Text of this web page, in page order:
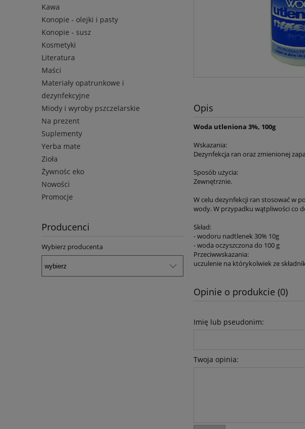
Kawa
Konopie - olejki i pasty
Konopie - susz
Kosmetyki
Literatura
Maści
Materiały opatrunkowe i
dezynfekcyjne
Miody i wyroby pszczelarskie
Na prezent
Suplementy
Yerba mate
Zioła
Żywnośc eko
Nowości
Promocje
Producenci
Wybierz producenta
Opis
Woda utleniona 3%, 100g
Wskazania:
Dezynfekcja ran oraz zmienionej
Sposób użycia:
Zewnętrznie.
W celu dezynfekcji ran stosować w
wody. W przypadku wątpliwości co
Skład:
- wodoru nadtlenek 30% 10g
- woda oczyszczona do 100 g
Przeciwwskazania:
uczulenie na którykolwiek ze
Opinie o produkcie (0)
Imię lub pseudonim:
Twoja opinia: